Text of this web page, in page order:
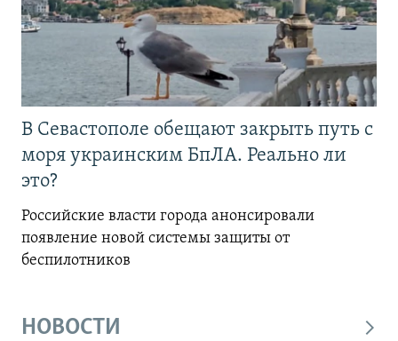
В Севастополе обещают закрыть путь с
моря украинским БпЛА. Реально ли
это?
Российские власти города анонсировали
появление новой системы защиты от
беспилотников
НОВОСТИ